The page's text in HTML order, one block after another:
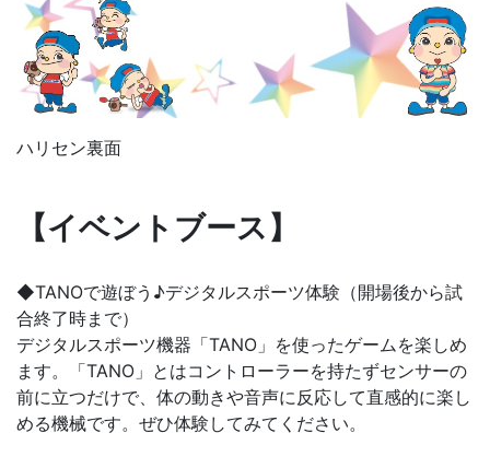
ハリセン裏面
【イベントブース】
◆TANOで遊ぼう♪デジタルスポーツ体験（開場後から試
合終了時まで）
デジタルスポーツ機器「TANO」を使ったゲームを楽しめ
ます。「TANO」とはコントローラーを持たずセンサーの
前に立つだけで、体の動きや音声に反応して直感的に楽し
める機械です。ぜひ体験してみてください。